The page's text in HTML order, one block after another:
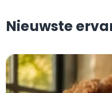
Nieuwste